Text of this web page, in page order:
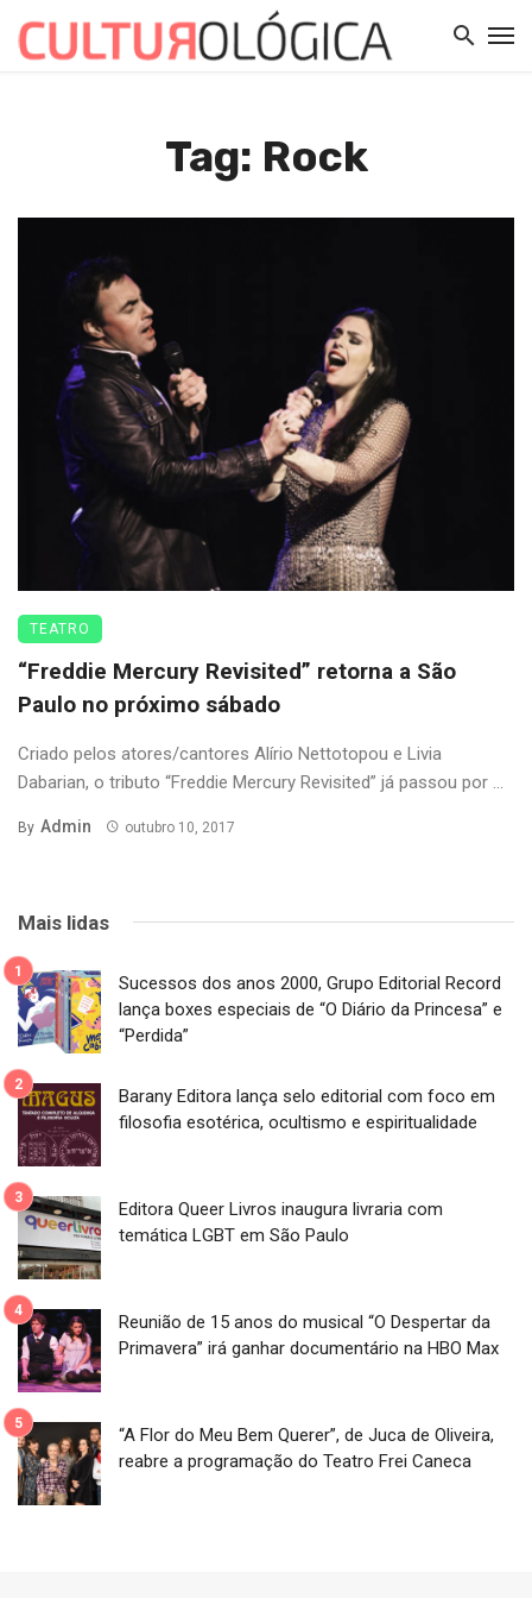
Tag: Rock
TEATRO
“Freddie Mercury Revisited” retorna a São
Paulo no próximo sábado
Criado pelos atores/cantores Alírio Nettotopou e Livia
Dabarian, o tributo “Freddie Mercury Revisited” já passou por ...
By Admin outubro 10, 2017
Mais lidas
Sucessos dos anos 2000, Grupo Editorial Record
lança boxes especiais de “O Diário da Princesa” e
“Perdida”
Barany Editora lança selo editorial com foco em
filosofia esotérica, ocultismo e espiritualidade
Editora Queer Livros inaugura livraria com
temática LGBT em São Paulo
Reunião de 15 anos do musical “O Despertar da
Primavera” irá ganhar documentário na HBO Max
“A Flor do Meu Bem Querer”, de Juca de Oliveira,
reabre a programação do Teatro Frei Caneca